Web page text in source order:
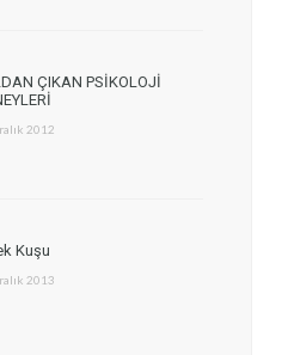
ÇIKAN PSİKOLOJİ
2012
Kuşu
2013